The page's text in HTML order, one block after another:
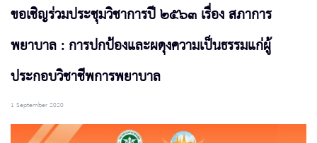
ขอเชิญร่วมประชุมวิชาการปี ๒๕๖๓ เรื่อง สภาการ
พยาบาล : การปกป้องและผดุงความเป็นธรรมแก่ผู้
ประกอบวิชาชีพการพยาบาล
1 September 2020